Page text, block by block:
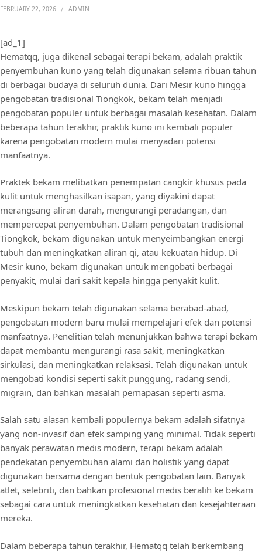
FEBRUARY 22, 2026 ADMIN
[ad_1]
Hematqq, juga dikenal sebagai terapi bekam, adalah praktik
penyembuhan kuno yang telah digunakan selama ribuan tahun
di berbagai budaya di seluruh dunia. Dari Mesir kuno hingga
pengobatan tradisional Tiongkok, bekam telah menjadi
pengobatan populer untuk berbagai masalah kesehatan. Dalam
beberapa tahun terakhir, praktik kuno ini kembali populer
karena pengobatan modern mulai menyadari potensi
manfaatnya.
Praktek bekam melibatkan penempatan cangkir khusus pada
kulit untuk menghasilkan isapan, yang diyakini dapat
merangsang aliran darah, mengurangi peradangan, dan
mempercepat penyembuhan. Dalam pengobatan tradisional
Tiongkok, bekam digunakan untuk menyeimbangkan energi
tubuh dan meningkatkan aliran qi, atau kekuatan hidup. Di
Mesir kuno, bekam digunakan untuk mengobati berbagai
penyakit, mulai dari sakit kepala hingga penyakit kulit.
Meskipun bekam telah digunakan selama berabad-abad,
pengobatan modern baru mulai mempelajari efek dan potensi
manfaatnya. Penelitian telah menunjukkan bahwa terapi bekam
dapat membantu mengurangi rasa sakit, meningkatkan
sirkulasi, dan meningkatkan relaksasi. Telah digunakan untuk
mengobati kondisi seperti sakit punggung, radang sendi,
migrain, dan bahkan masalah pernapasan seperti asma.
Salah satu alasan kembali populernya bekam adalah sifatnya
yang non-invasif dan efek samping yang minimal. Tidak seperti
banyak perawatan medis modern, terapi bekam adalah
pendekatan penyembuhan alami dan holistik yang dapat
digunakan bersama dengan bentuk pengobatan lain. Banyak
atlet, selebriti, dan bahkan profesional medis beralih ke bekam
sebagai cara untuk meningkatkan kesehatan dan kesejahteraan
mereka.
Dalam beberapa tahun terakhir, Hematqq telah berkembang